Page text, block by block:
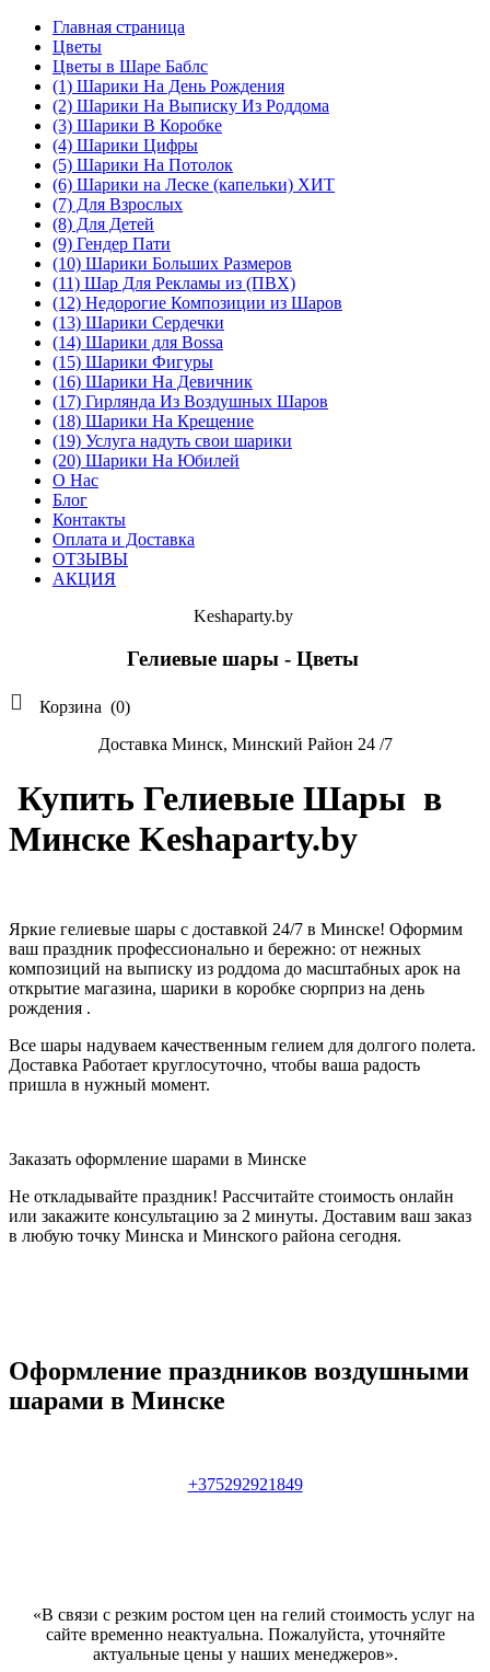
Главная страница
Цветы
Цветы в Шаре Баблс
(1) Шарики На День Рождения
(2) Шарики На Выписку Из Роддома
(3) Шарики В Коробке
(4) Шарики Цифры
(5) Шарики На Потолок
(6) Шарики на Леске (капельки) ХИТ
(7) Для Взрослых
(8) Для Детей
(9) Гендер Пати
(10) Шарики Больших Размеров
(11) Шар Для Рекламы из (ПВХ)
(12) Недорогие Композиции из Шаров
(13) Шарики Сердечки
(14) Шарики для Воssa
(15) Шарики Фигуры
(16) Шарики На Девичник
(17) Гирлянда Из Воздушных Шаров
(18) Шарики На Крещение
(19) Услуга надуть свои шарики
(20) Шарики На Юбилей
О Нас
Блог
Контакты
Оплата и Доставка
ОТЗЫВЫ
АКЦИЯ
Keshaparty.by
Гелиевые шары - Цветы
 Корзина (0)
Доставка Минск, Минский Район 24 /7
Купить Гелиевые Шары в
Минске Keshaparty.by
Яркие гелиевые шары с доставкой 24/7 в Минске! Оформим
ваш праздник профессионально и бережно: от нежных
композиций на выписку из роддома до масштабных арок на
открытие магазина, шарики в коробке сюрприз на день
рождения .
Все шары надуваем качественным гелием для долгого полета.
Доставка Работает круглосуточно, чтобы ваша радость
пришла в нужный момент.
Заказать оформление шарами в Минске
Не откладывайте праздник! Рассчитайте стоимость онлайн
или закажите консультацию за 2 минуты. Доставим ваш заказ
в любую точку Минска и Минского района сегодня.
Оформление праздников воздушными
шарами в Минске
+375292921849
«В связи с резким ростом цен на гелий стоимость услуг на
сайте временно неактуальна. Пожалуйста, уточняйте
актуальные цены у наших менеджеров».